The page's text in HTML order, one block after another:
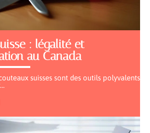
: légalité et
au Canada
suisses sont des outils polyvalents
…